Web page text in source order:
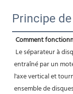
Principe
Comment
entraîné par un
l'axe vertical et
ensemble de